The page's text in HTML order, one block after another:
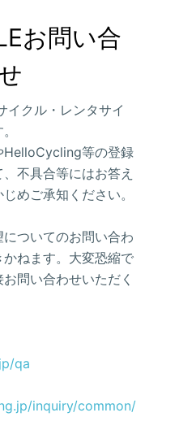
お問い合
イクル・レンタサイ
HelloCycling等の登録
不具合等にはお答え
めご承知ください。
ついてのお問い合わ
ねます。大変恐縮で
問い合わせいただく
qa
inquiry/common/